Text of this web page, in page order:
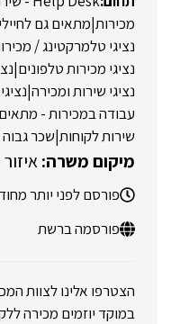
מכירות|מתאים גם
נציגי טלמרקטינג /
נציגי מכירות טלפונים|
נציגי שירות ומכירה|
עבודה במכירות -
שירות לקוחות|שכר גבוה
פורסם לפני יותר
פורסמה ברשת
הצטרפו אלינו לצוות
במוקד יוזמים מכירה